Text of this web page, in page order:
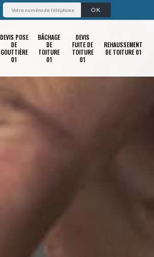
DEVIS POSE
DE
GOUTTIÈRE
01
BÂCHAGE
DE
TOITURE
01
DEVIS
FUITE DE
TOITURE
01
REHAUSSEMENT
DE TOITURE 01